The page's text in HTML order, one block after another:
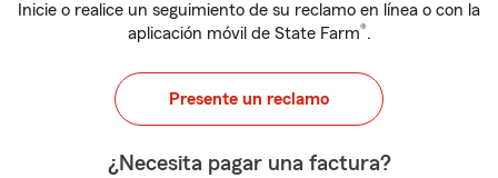
Inicie o realice un seguimiento de su reclamo en línea o con la
aplicación móvil de State Farm®.
Presente un reclamo
¿Necesita pagar una factura?